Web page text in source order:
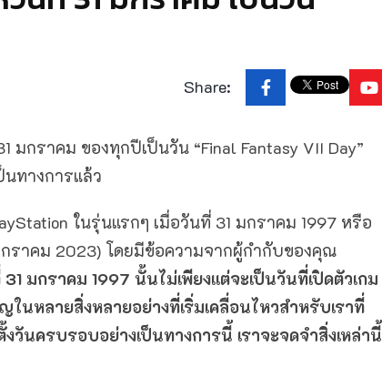
Share:
มกราคม ของทุกปีเป็นวัน “Final Fantasy VII Day”
นทางการแล้ว
ในรุ่นแรกๆ เมื่อวันที่ 31 มกราคม 1997 หรือ
ราคม 2023) โดยมีข้อความจากผู้กำกับของคุณ
31 มกราคม 1997 นั้นไม่เพียงแต่จะเป็นวันที่เปิดตัวเกม
ในหลายสิ่งหลายอย่างที่เริ่มเคลื่อนไหวสำหรับเราที่
วันครบรอบอย่างเป็นทางการนี้ เราจะจดจำสิ่งเหล่านี้